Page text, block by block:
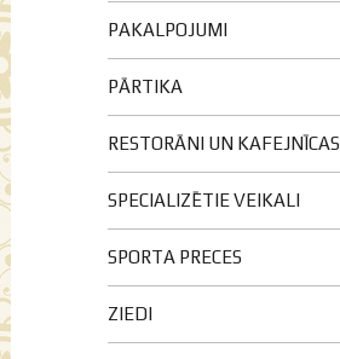
PAKALPOJUMI
PĀRTIKA
RESTORĀNI UN KAFEJNĪCAS
SPECIALIZĒTIE VEIKALI
SPORTA PRECES
ZIEDI